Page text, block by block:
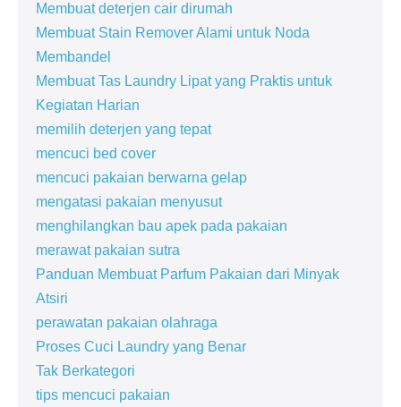
Membuat deterjen cair dirumah
Membuat Stain Remover Alami untuk Noda
Membandel
Membuat Tas Laundry Lipat yang Praktis untuk
Kegiatan Harian
memilih deterjen yang tepat
mencuci bed cover
mencuci pakaian berwarna gelap
mengatasi pakaian menyusut
menghilangkan bau apek pada pakaian
merawat pakaian sutra
Panduan Membuat Parfum Pakaian dari Minyak
Atsiri
perawatan pakaian olahraga
Proses Cuci Laundry yang Benar
Tak Berkategori
tips mencuci pakaian